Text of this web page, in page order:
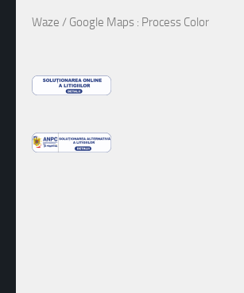
Waze / Google Maps : Process Color